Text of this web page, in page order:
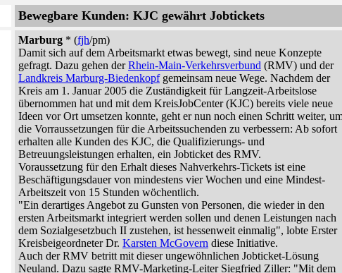
Bewegbare Kunden: KJC gewährt Jobtickets
Marburg * (fjh/pm)
Damit sich auf dem Arbeitsmarkt etwas bewegt, sind neue Konzepte
gefragt. Dazu gehen derRhein-Main-Verkehrsverbund (RMV) und der
Landkreis Marburg-Biedenkopfgemeinsam neue Wege. Nachdem der
Kreis am 1. Januar 2005 die Zuständigkeit für Langzeit-Arbeitslose
übernommen hat und mit dem KreisJobCenter (KJC) bereits viele neue
Ideen vor Ort umsetzen konnte, geht er nun noch einen Schritt weiter,
die Vorraussetzungen für die Arbeitssuchenden zu verbessern: Ab sofort
erhalten alle Kunden des KJC, die Qualifizierungs- und
Betreuungsleistungen erhalten, ein Jobticket des RMV.
Voraussetzung für den Erhalt dieses Nahverkehrs-Tickets ist eine
Beschäftigungsdauer von mindestens vier Wochen und eine Mindest-
Arbeitszeit von 15 Stunden wöchentlich.
"Ein derartiges Angebot zu Gunsten von Personen, die wieder in den
ersten Arbeitsmarkt integriert werden sollen und denen Leistungen nach
dem Sozialgesetzbuch II zustehen, ist hessenweit einmalig", lobte Erster
Kreisbeigeordneter Dr. Karsten McGovern diese Initiative.
Auch der RMV betritt mit dieser ungewöhnlichen Jobticket-Lösung
Neuland. Dazu sagte RMV-Marketing-Leiter Siegfried Ziller: "Mit dem